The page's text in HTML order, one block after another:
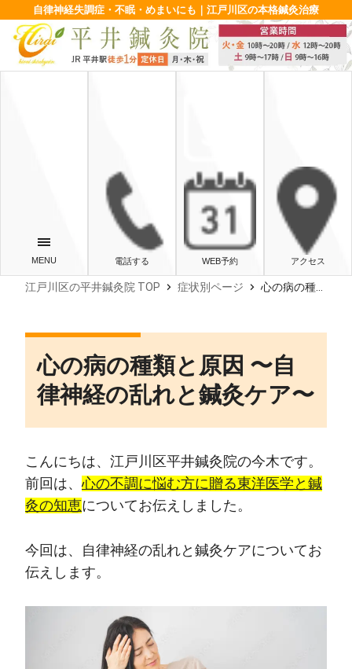
自律神経失調症・不眠・めまいにも｜江戸川区の本格鍼灸治療
電話する WEB予約 アクセス
江戸川区の平井鍼灸院 TOP chevron_right 症状別ページ chevron_right 心の病の種類と原因 〜自律神経の乱れと鍼灸ケア〜
心の病の種類と原因 〜自
律神経の乱れと鍼灸ケア〜
こんにちは、江戸川区平井鍼灸院の今木です。
前回は、心の不調に悩む方に贈る東洋医学と鍼
灸の知恵についてお伝えしました。
今回は、自律神経の乱れと鍼灸ケアについてお
伝えします。